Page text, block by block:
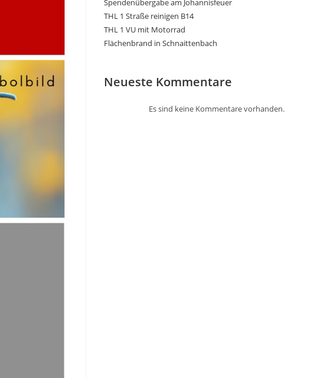
Spendenübergabe am Johannisfeuer
THL 1 Straße reinigen B14
THL 1 VU mit Motorrad
Flächenbrand in Schnaittenbach
Neueste Kommentare
Es sind keine Kommentare vorhanden.